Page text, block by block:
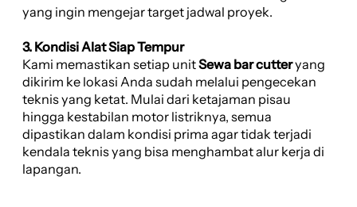
yang ingin mengejar target jadwal proyek.
3. Kondisi Alat Siap Tempur
Kami memastikan setiap unitSewa bar cutteryang
dikirim ke lokasi Anda sudah melalui pengecekan
teknis yang ketat. Mulai dari ketajaman pisau
hingga kestabilan motor listriknya, semua
dipastikan dalam kondisi prima agar tidak terjadi
kendala teknis yang bisa menghambat alur kerja di
lapangan.